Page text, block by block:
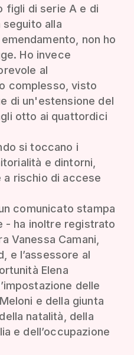
figli di serie A e di
alla
non ho
Ho invece
al
complesso, visto
di un'estensione del
otto ai quattordici
si toccano i
e dintorni,
a rischio di accese
comunicato stampa
- ha inoltre registrato
Vanessa Camani,
e l’assessore al
Elena
delle
e della giunta
natalità, della
e dell’occupazione